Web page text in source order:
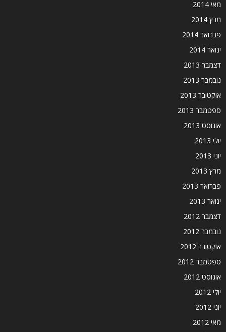
מאי 2014
מרץ 2014
פברואר 2014
ינואר 2014
דצמבר 2013
נובמבר 2013
אוקטובר 2013
ספטמבר 2013
אוגוסט 2013
יולי 2013
יוני 2013
מרץ 2013
פברואר 2013
ינואר 2013
דצמבר 2012
נובמבר 2012
אוקטובר 2012
ספטמבר 2012
אוגוסט 2012
יולי 2012
יוני 2012
מאי 2012